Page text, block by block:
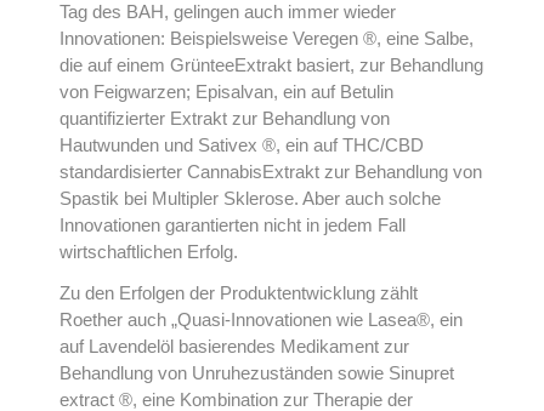
Tag des BAH, gelingen auch immer wieder
Innovationen: Beispielsweise Veregen ®, eine Salbe,
die auf einem GrünteeExtrakt basiert, zur Behandlung
von Feigwarzen; Episalvan, ein auf Betulin
quantifizierter Extrakt zur Behandlung von
Hautwunden und Sativex ®, ein auf THC/CBD
standardisierter CannabisExtrakt zur Behandlung von
Spastik bei Multipler Sklerose. Aber auch solche
Innovationen garantierten nicht in jedem Fall
wirtschaftlichen Erfolg.
Zu den Erfolgen der Produktentwicklung zählt
Roether auch „Quasi-Innovationen wie Lasea®, ein
auf Lavendelöl basierendes Medikament zur
Behandlung von Unruhezuständen sowie Sinupret
extract ®, eine Kombination zur Therapie der